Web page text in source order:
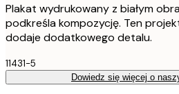
Plakat wydrukowany z białym
podkreśla kompozycję. Ten
dodaje dodatkowego detalu.
11431-5
Dowiedz się więcej o